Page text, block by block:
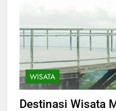
WISATA
Destinasi Wisata